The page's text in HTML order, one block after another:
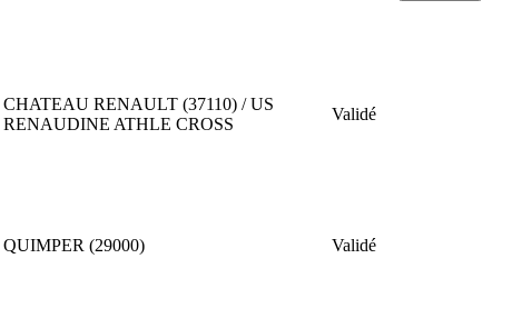
CHATEAU RENAULT (37110) / US
RENAUDINE ATHLE CROSS
Validé
QUIMPER (29000) Validé